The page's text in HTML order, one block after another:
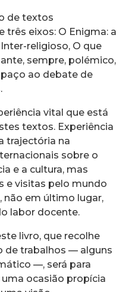
de textos
eixos: O Enigma: a
religioso, O que
sempre, polémico,
ao debate de
vital que está
textos. Experiência
trajectória na
sobre o
e a cultura, mas
e visitas pelo mundo
não em último lugar,
labor docente.
livro, que recolhe
de trabalhos — alguns
—, será para
ocasião propícia